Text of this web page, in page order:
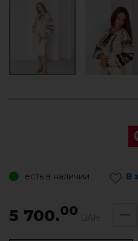
есть в наличии В
5 700.00 UAH